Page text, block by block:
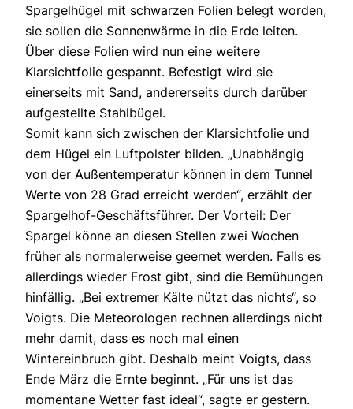
Spargelhügel mit schwarzen Folien belegt worden,
sie sollen die Sonnenwärme in die Erde leiten.
Über diese Folien wird nun eine weitere
Klarsichtfolie gespannt. Befestigt wird sie
einerseits mit Sand, andererseits durch darüber
aufgestellte Stahlbügel.
Somit kann sich zwischen der Klarsichtfolie und
dem Hügel ein Luftpolster bilden. „Unabhängig
von der Außentemperatur können in dem Tunnel
Werte von 28 Grad erreicht werden“, erzählt der
Spargelhof-Geschäftsführer. Der Vorteil: Der
Spargel könne an diesen Stellen zwei Wochen
früher als normalerweise geernet werden. Falls es
allerdings wieder Frost gibt, sind die Bemühungen
hinfällig. „Bei extremer Kälte nützt das nichts“, so
Voigts. Die Meteorologen rechnen allerdings nicht
mehr damit, dass es noch mal einen
Wintereinbruch gibt. Deshalb meint Voigts, dass
Ende März die Ernte beginnt. „Für uns ist das
momentane Wetter fast ideal“, sagte er gestern.